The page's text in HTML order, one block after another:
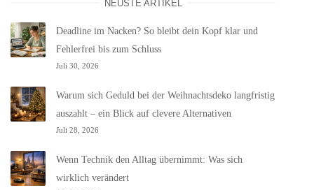
NEUSTE ARTIKEL
Deadline im Nacken? So bleibt dein Kopf klar und
Fehlerfrei bis zum Schluss
Juli 30, 2026
Warum sich Geduld bei der Weihnachtsdeko langfristig
auszahlt – ein Blick auf clevere Alternativen
Juli 28, 2026
Wenn Technik den Alltag übernimmt: Was sich
wirklich verändert